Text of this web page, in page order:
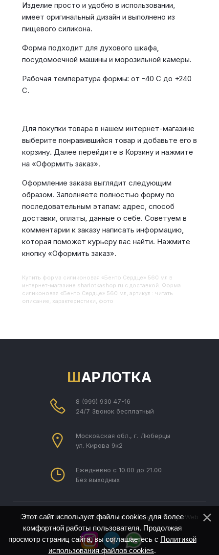
Изделие просто и удобно в использовании,
имеет оригинальный дизайн и выполнено из
пищевого силикона.
Форма подходит для духового шкафа,
посудомоечной машины и морозильной камеры.
Рабочая температура формы: от -40 С до +240
С.
Для покупки товара в нашем интернет-магазине
выберите понравившийся товар и добавьте его в
корзину. Далее перейдите в Корзину и нажмите
на «Оформить заказ».
Оформление заказа выглядит следующим
образом. Заполняете полностью форму по
последовательным этапам: адрес, способ
доставки, оплаты, данные о себе. Советуем в
комментарии к заказу написать информацию,
которая поможет курьеру вас найти. Нажмите
кнопку «Оформить заказ».
Купить Форма силиконовая «Бенто Сердце» 560 мл в
интернет-магазине sharlotkashop.ru с доставкой. Форма
силиконовая «Бенто Сердце» 560 мл, артикул : читать
описание, характеристики, фото
ШАРЛОТКА
8 (999) 930 47-16
24/7 Звонок бесплатный
Московская обл., г. Люберцы
ул. Кирова 9к2
Ежедневно с 10.00 до 21.00
Без выходных
Шарлотка © 2026Создание сайта под ключ Divly uWeb
Этот сайт использует файлы cookies для более
комфортной работы пользователя. Продолжая
просмотр страниц сайта, вы соглашаетесь с Политикой
использования файлов cookies.